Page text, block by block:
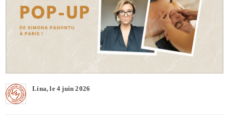
Lina, le 4 juin 2026